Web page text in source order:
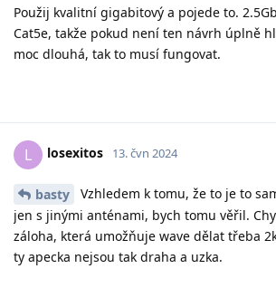
Použij kvalitní gigabitový a pojede to.
Cat5e, takže pokud není ten návrh úplně
moc dlouhá, tak to musí fungovat.
L losexitos 13. čvn 2024
basty
Vzhledem k tomu, že to je to
jen s jinými anténami, bych tomu věřil.
záloha, která umožňuje wave dělat třeba
ty apecka nejsou tak draha a uzka.